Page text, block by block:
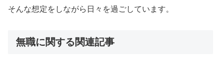
そんな想定をしながら日々を過ごしています。
無職に関する関連記事